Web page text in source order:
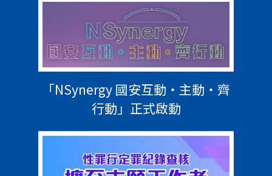
「NSynergy 國安互動‧主動‧齊
行動」正式啟動